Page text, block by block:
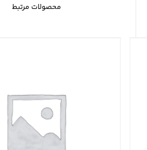
محصولات مرتبط